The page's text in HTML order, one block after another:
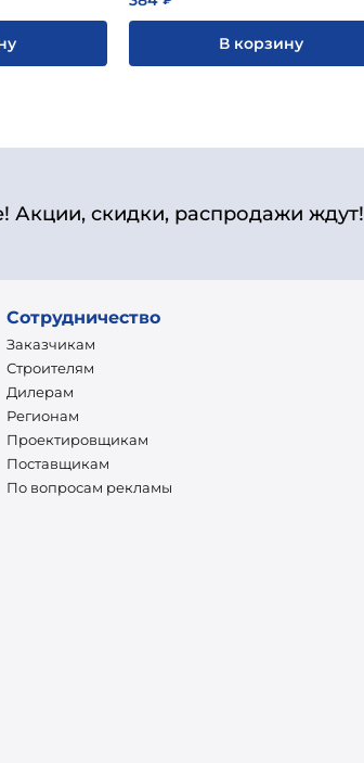
В корзину
Акции, скидки, распродажи ждут!
Сотрудничество
Заказчикам
Строителям
Дилерам
Регионам
Проектировщикам
Поставщикам
По вопросам рекламы